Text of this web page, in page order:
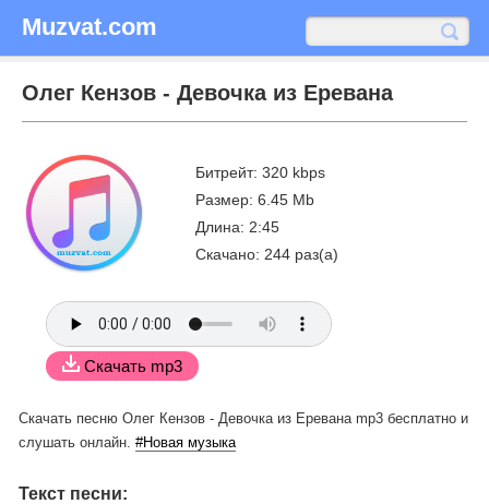
Muzvat.com
Олег Кензов - Девочка из Еревана
Битрейт: 320 kbps
Размер: 6.45 Mb
Длина: 2:45
Скачано: 244 раз(а)
Скачать mp3
Скачать песню Олег Кензов - Девочка из Еревана mp3 бесплатно и
слушать онлайн. #Новая музыка
Текст песни: